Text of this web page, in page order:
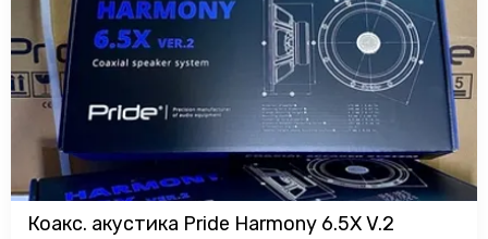
Коакс. акустика Pride Harmony 6.5X V.2